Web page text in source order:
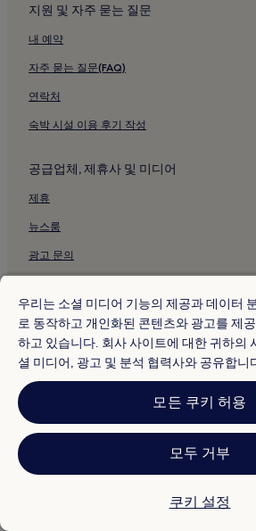
서후리 숲 근처 호텔
나를 찾는 정원 근처 호텔
용문장 근처 호텔
원덕역 근처 호텔
양평역 근처 호텔
아신역 근처 호텔
국수역 근처 호텔
양평의 수영장이 있는 호텔
양평의 주차 가능 호텔
양평의 펜션
양평의 저렴한 호텔
양평의 2성급 호텔
양평의 3성급 호텔
양평의 비즈니스 호텔
양평 호텔
옥천의 주차 가능 호텔
지원 및 자주 묻는 질문
내 예약
자주 묻는 질문(FAQ)
연락처
숙박 시설 이용 후기 작성
공급업체, 제휴사 및 미디어
제휴
뉴스룸
광고 문의
정책
이용약관
개인정보 보호
우리는 소셜 미디어 기능의 제공과 데이터
로 동작하고 개인화된 콘텐츠와 광고를 제
하고 있습니다. 회사 사이트에 대한 귀하의
셜 미디어, 광고 및 분석 협력사와 공유합니
모든 쿠키 허용
모두 거부
쿠키 설정